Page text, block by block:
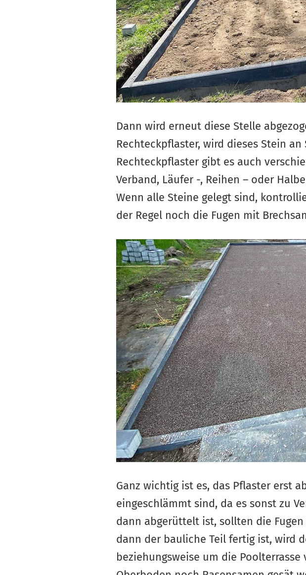
Dann wird erneut diese Stelle
Rechteckpflaster, wird dieses Stein
Rechteckpflaster gibt es auch
Verband, Läufer -, Reihen – oder
Wenn alle Steine gelegt sind,
der Regel noch die Fugen mit
Ganz wichtig ist es, das Pflaster erst
eingeschlämmt sind, da es sonst zu
dann abgerüttelt ist, sollten die
dann der bauliche Teil fertig ist, wird
beziehungsweise um die